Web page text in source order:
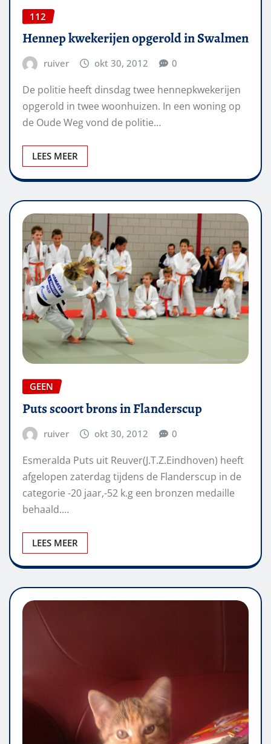
112
Hennep kwekerijen opgerold in Swalmen
ruiver okt 30, 2012 0
De politie heeft dinsdag twee hennepkwekerijen
opgerold in twee woonhuizen. In een woning op
de Oude Weg vond de politie…
LEES MEER
GEEN
Puts scoort brons in Flanderscup
ruiver okt 30, 2012 0
Esmeralda Puts uit Reuver(J.T.Z.Eindhoven) heeft
afgelopen zaterdag tijdens de Flanderscup in de
categorie -20 jaar,-52 k.g een bronzen medaille
behaald.…
LEES MEER